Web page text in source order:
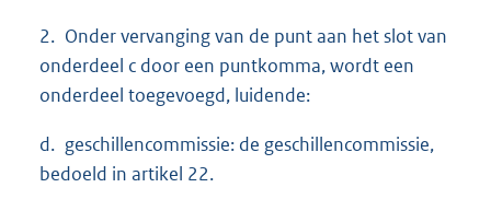
2. Onder vervanging van de punt aan het slot van
onderdeel c door een puntkomma, wordt een
onderdeel toegevoegd, luidende:
d. geschillencommissie: de geschillencommissie,
bedoeld in artikel 22.